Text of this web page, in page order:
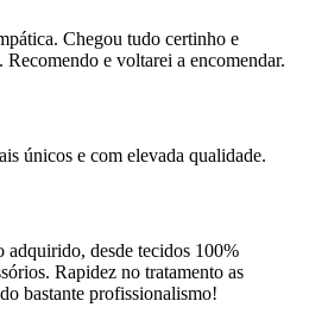
Chegou tudo certinho e
Recomendo e voltarei a encomendar.
únicos e com elevada qualidade.
adquirido, desde tecidos 100%
Rapidez no tratamento as
bastante profissionalismo!